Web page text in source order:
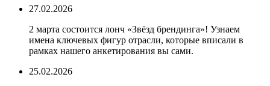
27.02.2026
2 марта состоится лонч «Звёзд брендинга»! Узнаем
имена ключевых фигур отрасли, которые вписали в
рамках нашего анкетирования вы сами.
25.02.2026